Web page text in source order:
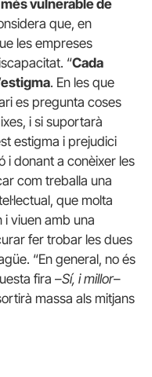
vulnerable de
que, en
les empreses
“Cada
. En les que
es pregunta coses
i si suportarà
estigma i prejudici
i donant a conèixer les
com treballa una
que molta
viuen amb una
fer trobar les dues
“En general, no és
fira –Sí, i millor–
massa als mitjans